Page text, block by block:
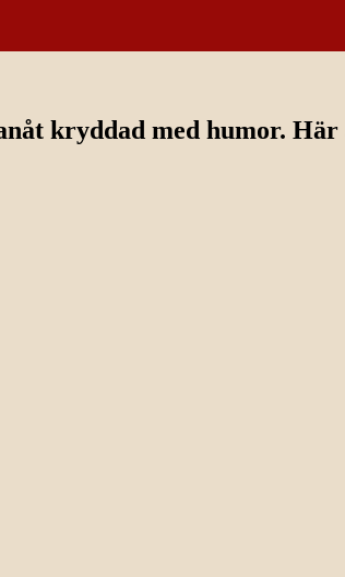
kryddad med humor.